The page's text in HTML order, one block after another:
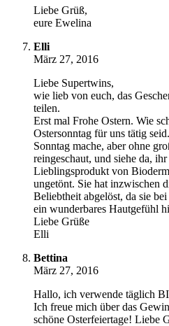
Liebe Grüß,
eure Ewelina
Elli
März 27, 2016
Liebe Supertwins,
wie lieb von euch, das
teilen.
Erst mal Frohe Ostern. Wie
Ostersonntag für uns tätig
Sonntag mache, aber ohne
reingeschaut, und siehe da,
Lieblingsprodukt von
ungetönt. Sie hat inzwischen
Beliebtheit abgelöst, da sie
ein wunderbares Hautgefühl
Liebe Grüße
Elli
Bettina
März 27, 2016
Hallo, ich verwende täglich
Ich freue mich über das
schöne Osterfeiertage! Liebe